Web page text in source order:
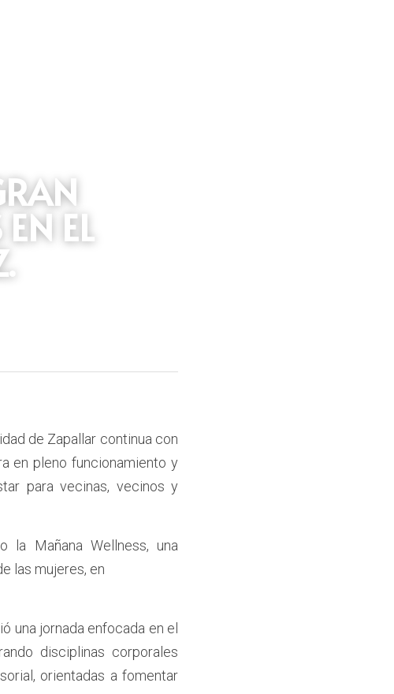
EL
de Zapallar continua con
en pleno funcionamiento y
para vecinas, vecinos y
Mañana Wellness, una
las mujeres, en
una jornada enfocada en el
disciplinas corporales
orientadas a fomentar